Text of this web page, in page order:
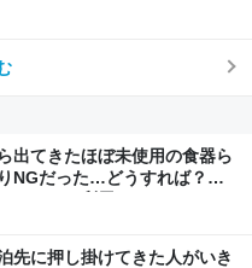
来る
出てきたほぼ未使用の食器ら
NGだった…どうすれば？→
ティーを利用しては？」
先に押し掛けてきた人がいき